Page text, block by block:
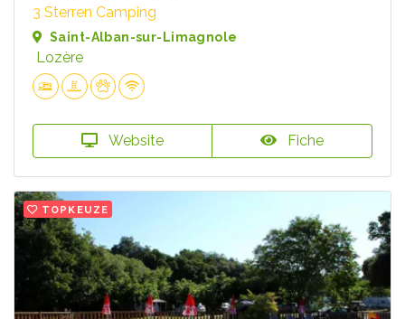
3 Sterren Camping
Saint-Alban-sur-Limagnole
Lozère
Website Fiche
TOPKEUZE